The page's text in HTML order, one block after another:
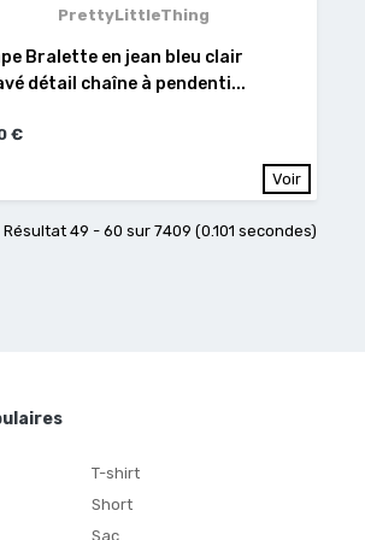
PrettyLittleThing
Bralette en jean bleu clair
détail chaîne à pendenti...
€
Voir
Résultat 49 - 60 sur 7409 (0.101 secondes)
T-shirt
Short
Sac